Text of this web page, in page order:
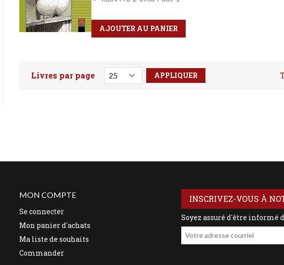
Qté
Format
AJOUTER AU PANIER
Faites votre recherche ici
Livres par page
MON COMPTE
Se connecter
Mon panier d'achats
Ma liste de souhaits
Commander
INSCRIVEZ-VOUS À
Soyez assuré d'être informé
Votre adresse courriel